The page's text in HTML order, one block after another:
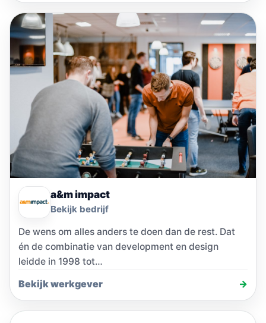
a&m impact
Bekijk bedrijf
De wens om alles anders te doen dan de rest. Dat
én de combinatie van development en design
leidde in 1998 tot…
Bekijk werkgever →